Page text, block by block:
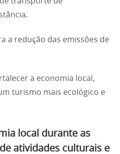
a redução das emissões de
a economia local,
turismo mais ecológico e
local durante as
atividades culturais e